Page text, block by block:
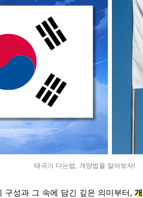
태극기 다는법, 개양법을 알아보자!
구성과 그 속에 담긴 깊은 의미부터,